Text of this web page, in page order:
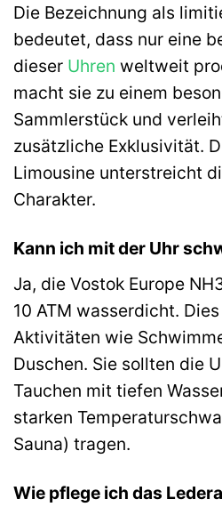
Die Bezeichnung als
bedeutet, dass nur eine
dieser Uhren weltweit
macht sie zu einem
Sammlerstück und
zusätzliche Exklusivität.
Limousine unterstreicht
Charakter.
Kann ich mit der Uhr
Ja, die Vostok Europe
10 ATM wasserdicht.
Aktivitäten wie
Duschen. Sie sollten die
Tauchen mit tiefen
starken
Sauna) tragen.
Wie pflege ich das